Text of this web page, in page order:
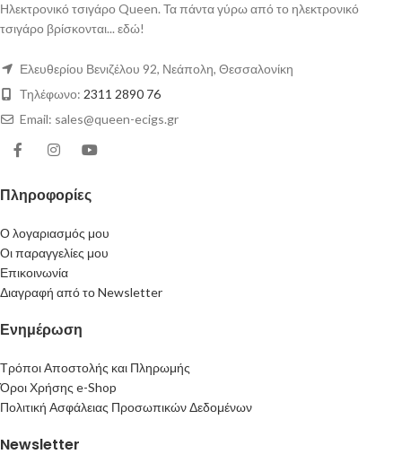
Ηλεκτρονικό τσιγάρο Queen. Τα πάντα γύρω από το ηλεκτρονικό
τσιγάρο βρίσκονται... εδώ!
Ελευθερίου Βενιζέλου 92, Νεάπολη, Θεσσαλονίκη
Τηλέφωνο: 2311 2890 76
Email: sales@queen-ecigs.gr
Πληροφορίες
Ο λογαριασμός μου
Οι παραγγελίες μου
Επικοινωνία
Διαγραφή από το Newsletter
Ενημέρωση
Τρόποι Αποστολής και Πληρωμής
Όροι Χρήσης e-Shop
Πολιτική Ασφάλειας Προσωπικών Δεδομένων
Newsletter